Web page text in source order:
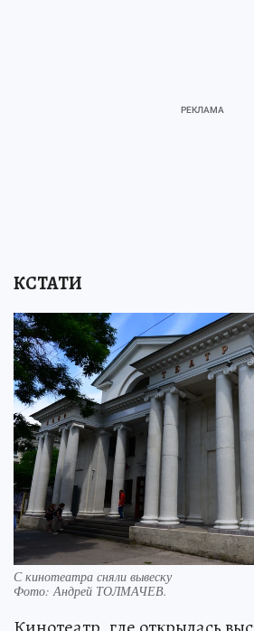
КСТАТИ
С кинотеатра сняли вывеску
Фото:Андрей ТОЛМАЧЕВ.